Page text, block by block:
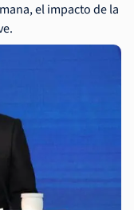
el impacto de la